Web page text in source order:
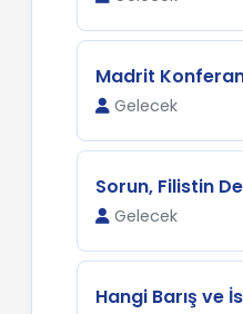
Madrit
Gelecek
Sorun, Filistin
Gelecek
Hangi Barış ve